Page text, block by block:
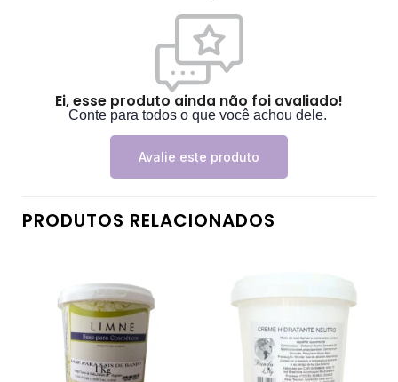
Ei, esse produto ainda não foi avaliado!
Conte para todos o que você achou dele.
Avalie este produto
PRODUTOS RELACIONADOS